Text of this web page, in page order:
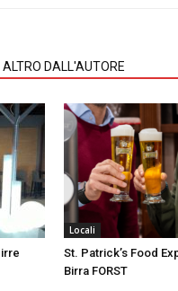
ALTRO DALL'AUTORE
Locali
St. Patrick’s Food
Birra FORST